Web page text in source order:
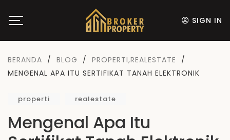
SIGN IN
BERANDA / BLOG / PROPERTI,REALESTATE
/
MENGENAL APA ITU SERTIFIKAT TANAH ELEKTRONIK
properti realestate
Mengenal Apa Itu